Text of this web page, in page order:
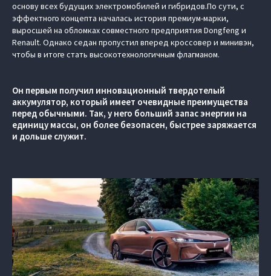
основу всех будущих электромобилей и гибридов.По сути, с
эффектного концепта началась история премиум-марки,
выросшей на обломках совместного предприятия Dongfeng и
Renault. Однако седан пропустил вперед кроссовер и минивэн,
чтобы в итоге стать высокотехнологичным флагманом.
Он первым получил инновационный твердотелый
аккумулятор, который имеет очевидные преимущества
перед обычными. Так, у него больший запас энергии на
единицу массы, он более безопасен, быстрее заряжается
и дольше служит.